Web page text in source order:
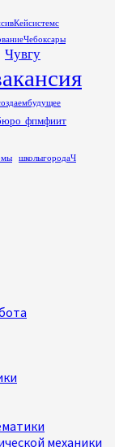
Чувгу
школыгородаЧ
механики